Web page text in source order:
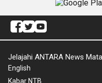
Jelajahi ANTARA News
English
Kabar NTB